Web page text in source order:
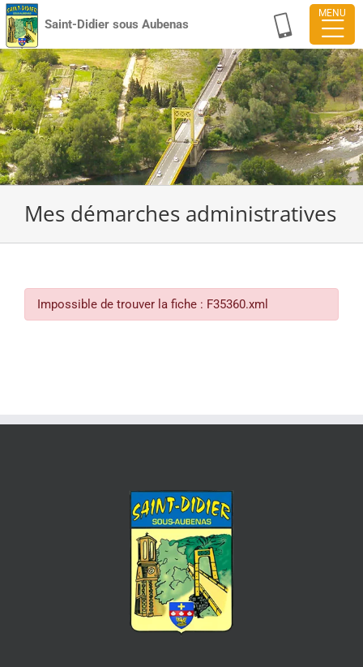
Passer
au
contenu
Saint-Didier sous Aubenas
Mes démarches administratives
Impossible de trouver la fiche : F35360.xml